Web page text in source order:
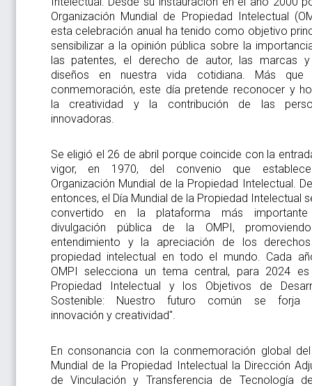
Organización Mundial de Propiedad Intelectual
esta celebración anual ha tenido como objetivo
sensibilizar a la opinión pública sobre la
las patentes, el derecho de autor, las marcas
diseños en nuestra vida cotidiana. Más que
conmemoración, este día pretende reconocer y
la creatividad y la contribución de las
innovadoras.
Se eligió el 26 de abril porque coincide con la
vigor, en 1970, del convenio que
Organización Mundial de la Propiedad Intelectual.
entonces, el Día Mundial de la Propiedad Intelectual
convertido en la plataforma más
divulgación pública de la OMPI,
entendimiento y la apreciación de los
propiedad intelectual en todo el mundo. Cada
OMPI selecciona un tema central, para 2024
Propiedad Intelectual ylos Objetivos de
Sostenible: Nuestro futuro común se forja
innovación y creatividad".
En consonancia con la conmemoración global
Mundial de la Propiedad Intelectual la Dirección
de Vinculación y Transferencia de Tecnología